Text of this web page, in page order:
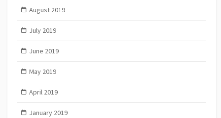
August 2019
July 2019
June 2019
May 2019
April 2019
January 2019